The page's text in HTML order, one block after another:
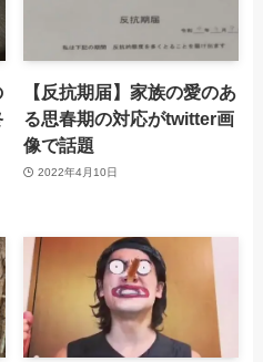
【反抗期届】家族の愛のあ
る思春期の対応がtwitter画
像で話題
2022年4月10日